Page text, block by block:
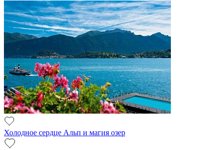
Холодное сердце Альп и магия озер